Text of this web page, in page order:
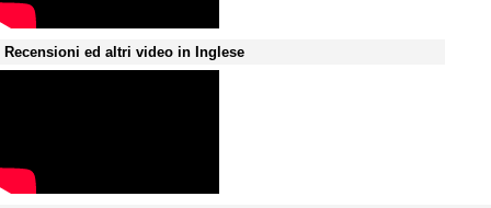
Recensioni ed altri video in Inglese